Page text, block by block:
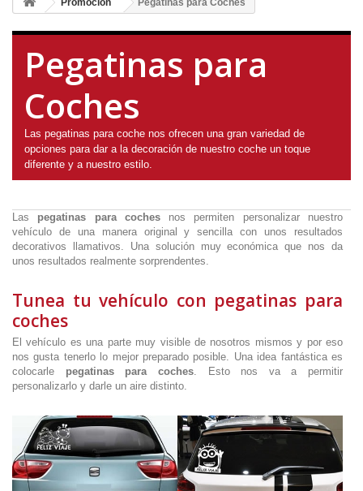
Promoción Pegatinas para Coches
Pegatinas para
Coches
Las pegatinas para coche nos ofrecen una gran variedad de
opciones para dar a la decoración de nuestro coche un toque
diferente y a nuestro estilo.
Las pegatinas para cochesnos permiten personalizar nuestro
vehículo de una manera original y sencilla con unos resultados
decorativos llamativos. Una solución muy económica que nos da
unos resultados realmente sorprendentes.
Tunea tu vehículo con pegatinas para
coches
El vehículo es una parte muy visible de nosotros mismos y por eso
nos gusta tenerlo lo mejor preparado posible. Una idea fantástica es
colocarle pegatinas para coches. Esto nos va a permitir
personalizarlo y darle un aire distinto.